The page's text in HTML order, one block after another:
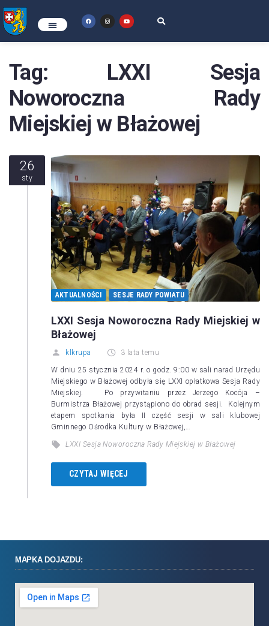
Tag: LXXI Sesja
Noworoczna Rady
Miejskiej w Błażowej
26
sty
AKTUALNOŚCI SESJE RADY POWIATU
LXXI Sesja Noworoczna Rady Miejskiej w
Błażowej
klkrupa 3 lata temu
W dniu 25 stycznia 2024 r. o godz. 9:00 w sali narad Urzędu
Miejskiego w Błażowej odbyła się LXXI opłatkowa Sesja Rady
Miejskiej. Po przywitaniu przez Jerzego Kocója –
Burmistrza Błażowej przystąpiono do obrad sesji. Kolejnym
etapem spotkania była II część sesji w sali klubowej
Gminnego Ośrodka Kultury w Błażowej,…
LXXI Sesja Noworoczna Rady Miejskiej w Błażowej
CZYTAJ WIĘCEJ
MAPKA DOJAZDU: